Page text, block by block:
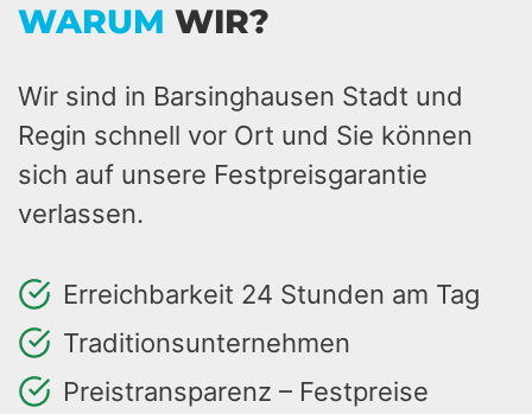
WARUM WIR?
Wir sind in Barsinghausen Stadt und
Regin schnell vor Ort und Sie können
sich auf unsere Festpreisgarantie
verlassen.
Erreichbarkeit 24 Stunden am Tag
Traditionsunternehmen
Preistransparenz – Festpreise